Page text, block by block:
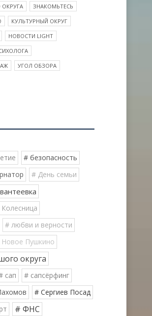
ЗНАКОМЬТЕСЬ
КУЛЬТУРНЫЙ ОКРУГ
НОВОСТИ LIGHT
УГОЛ ОБЗОРА
# безопасность
# День семьи
# любви и верности
Пушкино
округа
сап
# сапсёрфинг
# Сергиев Посад
# ФНС